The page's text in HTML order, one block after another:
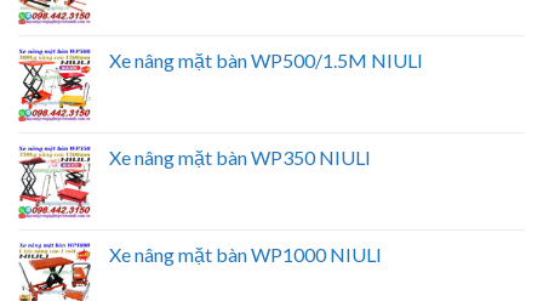
Xe nâng mặt bàn WP500/1.5M NIULI
Xe nâng mặt bàn WP350 NIULI
Xe nâng mặt bàn WP1000 NIULI